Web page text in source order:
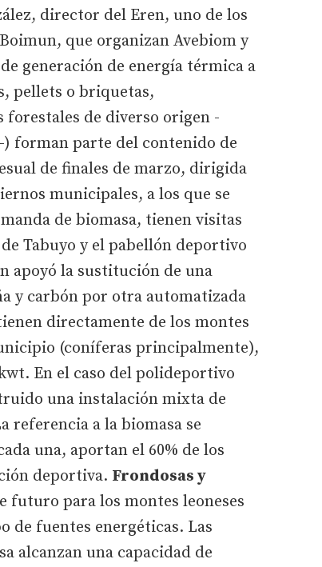
director del Eren, uno de los
que organizan Avebiom y
generación de energía térmica a
pellets o briquetas,
de diverso origen -
) forman parte del contenido de
de finales de marzo, dirigida
municipales, a los que se
de biomasa, tienen visitas
Tabuyo y el pabellón deportivo
apoyó la sustitución de una
y carbón por otra automatizada
directamente de los montes
(coníferas principalmente),
En el caso del polideportivo
una instalación mixta de
referencia a la biomasa se
una, aportan el 60% de los
deportiva. Frondosas y
futuro para los montes leoneses
de fuentes energéticas. Las
alcanzan una capacidad de